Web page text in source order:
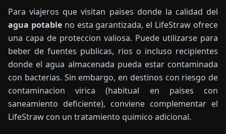
Para viajeros que visitan paises donde la calidad del
agua potableno esta garantizada, el LifeStraw ofrece
una capa de proteccion valiosa. Puede utilizarse para
beber de fuentes publicas, rios o incluso recipientes
donde el agua almacenada pueda estar contaminada
con bacterias. Sin embargo, en destinos con riesgo de
contaminacion virica (habitual en paises con
saneamiento deficiente), conviene complementar el
LifeStraw con un tratamiento quimico adicional.